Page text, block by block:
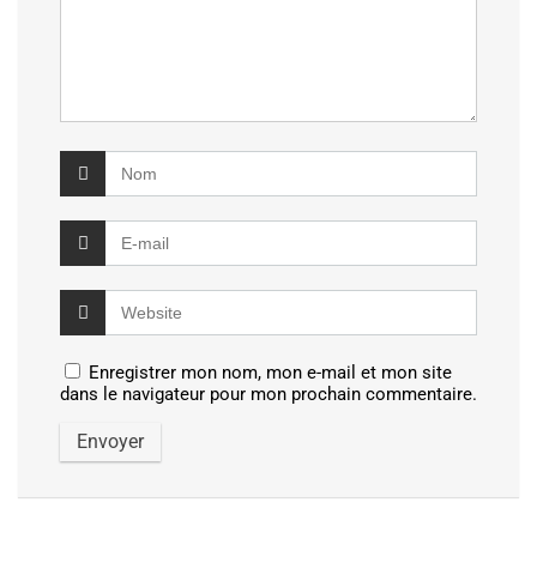
Enregistrer mon nom, mon e-mail et mon site
dans le navigateur pour mon prochain commentaire.